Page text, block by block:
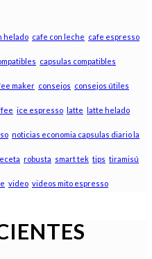
helado cafe con leche cafe espresso
capsulas compatibles
maker consejos consejos útiles
ice espresso latte latte helado
noticias economia capsulas diario la
robusta smart tek tips tiramisú
video videos mito espresso